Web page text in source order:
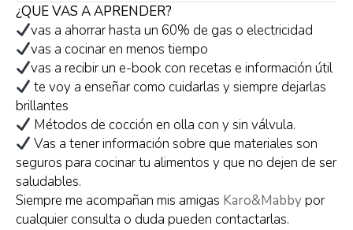
¿QUE VAS A APRENDER?
vas a ahorrar hasta un 60% de gas o electricidad
vas a cocinar en menos tiempo
vas a recibir un e-book con recetas e información útil
te voy a enseñar como cuidarlas y siempre dejarlas
brillantes
Métodos de cocción en olla con y sin válvula.
Vas a tener información sobre que materiales son
seguros para cocinar tu alimentos y que no dejen de ser
saludables.
Siempre me acompañan mis amigas Karo&Mabbypor
cualquier consulta o duda pueden contactarlas.